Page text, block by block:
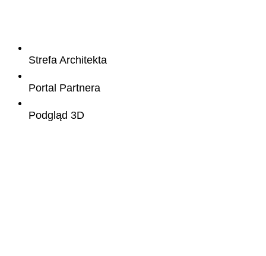
Strefa Architekta
Portal Partnera
Podgląd 3D